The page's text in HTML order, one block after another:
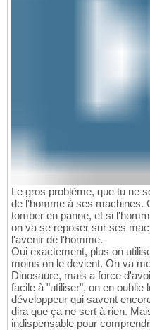
Le gros problème, que tu ne
de l'homme à ses machines.
tomber en panne, et si
on va se reposer sur ses
l'avenir de l'homme.
Oui exactement, plus on
moins on le devient. On va
Dinosaure, mais a force
facile à "utiliser", on en
développeur qui savent
dira que ça ne sert à rien.
indispensable pour